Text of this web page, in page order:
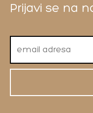
Prijavi se na